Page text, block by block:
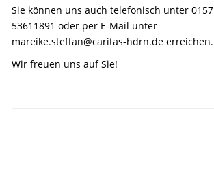
Sie können uns auch telefonisch unter 0157
53611891 oder per E-Mail unter
mareike.steffan@caritas-hdrn.de erreichen.
Wir freuen uns auf Sie!